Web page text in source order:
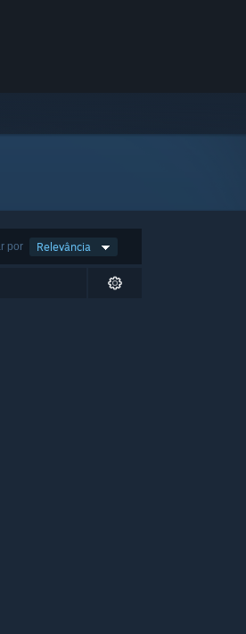
por Relevância